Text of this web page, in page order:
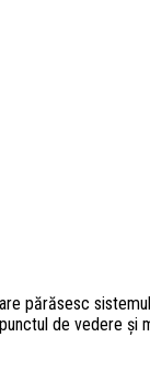
părăsesc
de vedere și